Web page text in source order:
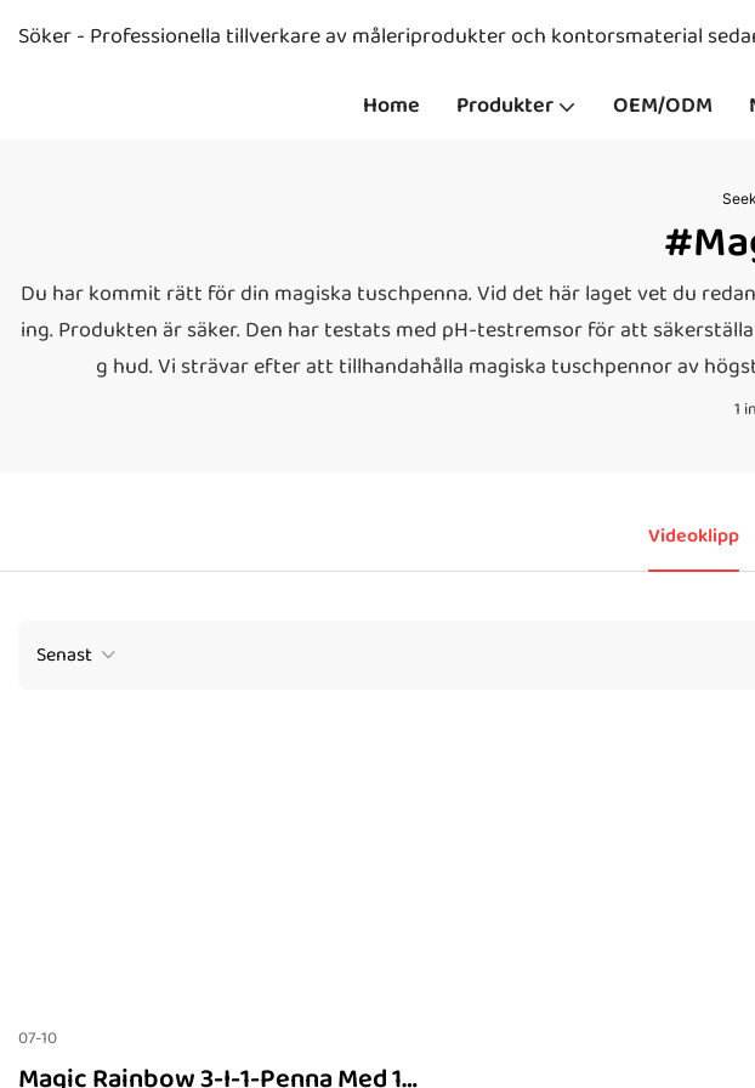
Söker - Professionella tillverkare av måleriprodukter och kontorsmaterial
Home Produkter OEM/ODM
Du har kommit rätt för din magiska tuschpenna. Vid det här laget vet du
ing. Produkten är säker. Den har testats med pH-testremsor för att
g hud. Vi strävar efter att tillhandahålla magiska tuschpennor av
1
Videoklipp
Senast
07-10